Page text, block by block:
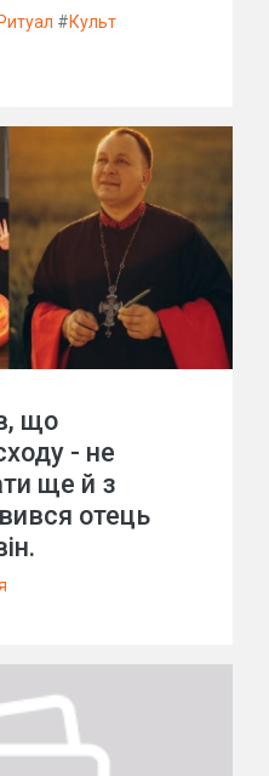
Ритуал #Культ
що
- не
ще й з
отець